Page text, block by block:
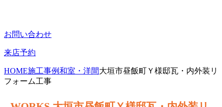
お問い合わせ
来店予約
HOME施工事例和室・洋間大垣市昼飯町Ｙ様邸瓦・内外装リ
フォーム工事